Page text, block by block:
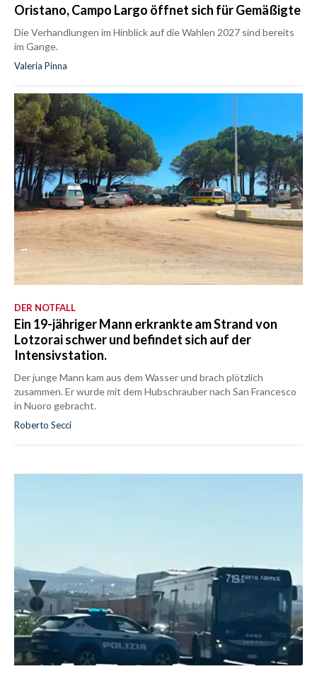
Oristano, Campo Largo öffnet sich für Gemäßigte
Die Verhandlungen im Hinblick auf die Wahlen 2027 sind bereits
im Gange.
Valeria Pinna
DER NOTFALL
Ein 19-jähriger Mann erkrankte am Strand von
Lotzorai schwer und befindet sich auf der
Intensivstation.
Der junge Mann kam aus dem Wasser und brach plötzlich
zusammen. Er wurde mit dem Hubschrauber nach San Francesco
in Nuoro gebracht.
Roberto Secci